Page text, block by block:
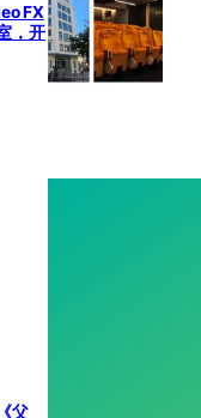
FX
，开
父